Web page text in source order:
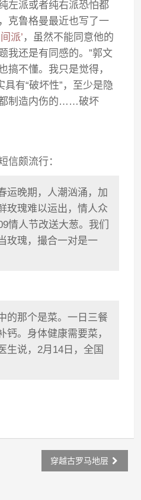
左派或者纯右派恐怕都
克鲁格曼最近也写了一
派’ ，虽然不能同意他的
我还是有同感的。”郭文
搞不懂。我只是觉得，
具有“破坏性”，至少是隐
制造内伤的……破坏
信颇流行：
运晚期，人潮汹涌，加
玫瑰难以运出，情人众
情人节改送大葱。我们
玫瑰，撮合一对是一
的那个是菜。一日三餐
钙。身体健康需要菜，
说，2月14日，全国
穿越古罗马地层